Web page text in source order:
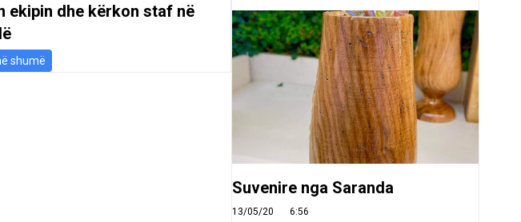
ekipin dhe kërkon staf në
shumë
Suvenire nga Saranda
13/05/20 6:56